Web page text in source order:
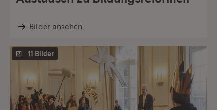
Bilder ansehen
11 Bilder